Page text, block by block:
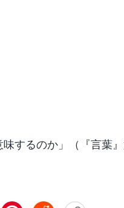
するのか」（『言葉